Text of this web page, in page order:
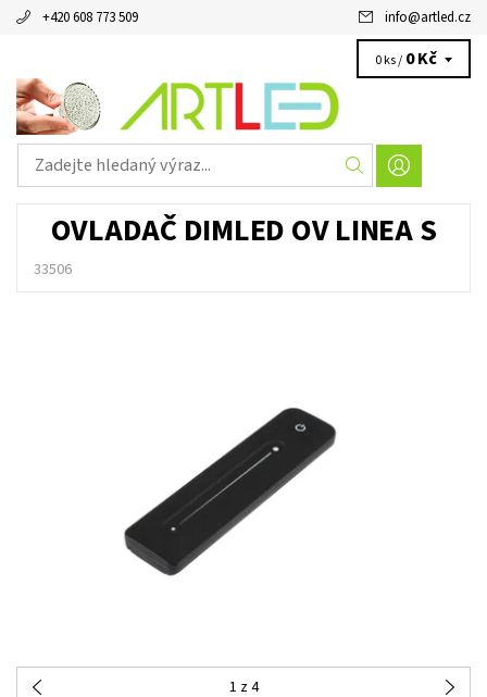
+420 608 773 509 info@artled.cz
0 ks / 0 Kč
OVLADAČ DIMLED OV LINEA S
33506
1 z 4